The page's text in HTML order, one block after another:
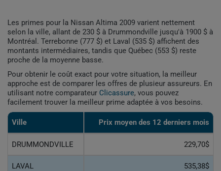
Les primes pour la Nissan Altima 2009 varient nettement
selon la ville, allant de 230 $ à Drummondville jusqu'à 1900 $ à
Montréal. Terrebonne (777 $) et Laval (535 $) affichent des
montants intermédiaires, tandis que Québec (553 $) reste
proche de la moyenne basse.
Pour obtenir le coût exact pour votre situation, la meilleur
approche est de comparer les offres de plusieur assureurs. En
utilisant notre comparateur Clicassure, vous pouvez
facilement trouver la meilleur prime adaptée à vos besoins.
Ville Prix ​​moyen des 12 derniers mois
DRUMMONDVILLE 229,70$
LAVAL 535,38$